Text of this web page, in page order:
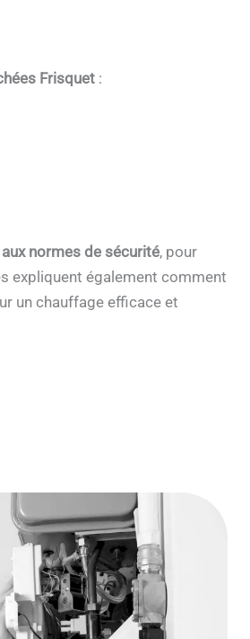
Frisquet :
normes de sécurité, pour
expliquent également comment
un chauffage efficace et